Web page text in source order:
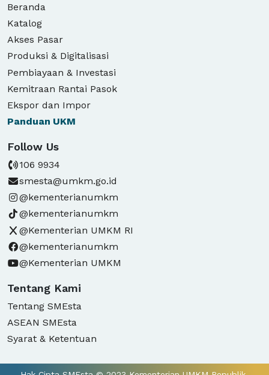
Beranda
Katalog
Akses Pasar
Produksi & Digitalisasi
Pembiayaan & Investasi
Kemitraan Rantai Pasok
Ekspor dan Impor
Panduan UKM
Follow Us
106 9934
smesta@umkm.go.id
@kementerianumkm
@kementerianumkm
@Kementerian UMKM RI
@kementerianumkm
@Kementerian UMKM
Tentang Kami
Tentang SMEsta
ASEAN SMEsta
Syarat & Ketentuan